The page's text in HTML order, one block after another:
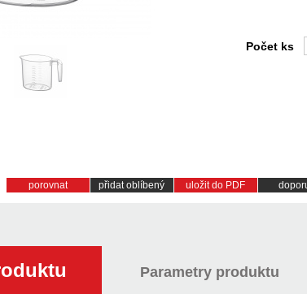
Počet ks
porovnat přidat oblíbený uložit do PDF
Parametry produktu